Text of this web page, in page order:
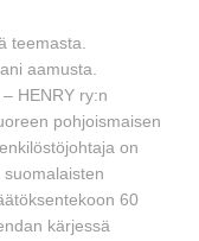
teemasta.
aamusta.
HENRY ry:n
pohjoismaisen
on
60
kärjessä